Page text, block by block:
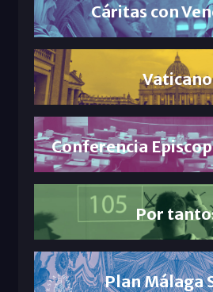
Cáritas con
Vaticano
Conferencia
Por
Plan Málaga